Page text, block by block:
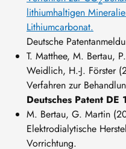
lithiumhaltigen
Lithiumcarbonat.
Deutsche
T. Matthee, M. Bertau,
Weidlich, H.-J. Förster
Verfahren zur
Deutsches Patent
M. Bertau, G. Martin
Elektrodialytische
Vorrichtung.